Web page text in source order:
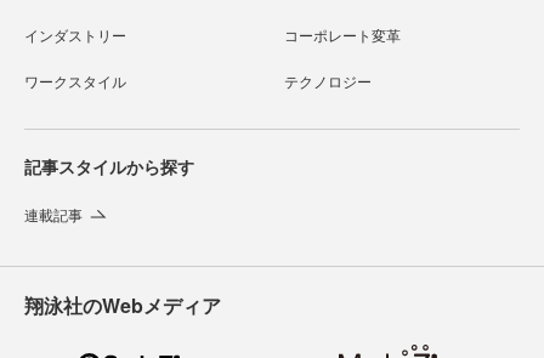
インダストリー コーポレート変革
ワークスタイル テクノロジー
記事スタイルから探す
連載記事
翔泳社のWebメディア